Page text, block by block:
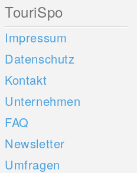
TouriSpo
Impressum
Datenschutz
Kontakt
Unternehmen
FAQ
Newsletter
Umfragen